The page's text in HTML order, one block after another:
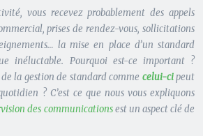
vous recevez probablement des appels
prises de rendez-vous, sollicitations
la mise en place d’un standard
inéluctable. Pourquoi est-ce important ?
la gestion de standard comme celui-cipeut
? C’est ce que nous vous expliquons
des communicationsest un aspect clé de